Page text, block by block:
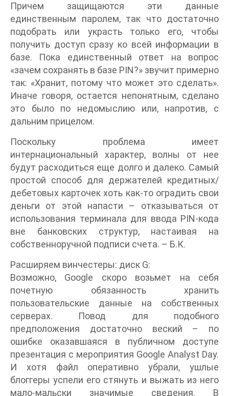
Причем защищаются эти данные
единственным паролем, так что достаточно
подобрать или украсть только его, чтобы
получить доступ сразу ко всей информации в
базе. Пока единственный ответ на вопрос
«зачем сохранять в базе PIN?» звучит примерно
так: «Хранит, потому что может это сделать».
Иначе говоря, остается непонятным, сделано
это было по недомыслию или, напротив, с
дальним прицелом.
Поскольку проблема имеет
интернациональный характер, волны от нее
будут расходиться еще долго и далеко. Самый
простой способ для держателей кредитных/
дебетовых карточек хоть как-то оградить свои
деньги от этой напасти – отказываться от
использования терминала для ввода PIN-кода
вне банковских структур, настаивая на
собственноручной подписи счета. – Б.К.
Расширяем винчестеры: диск G:
Возможно, Google скоро возьмет на себя
почетную обязанность хранить
пользовательские данные на собственных
серверах. Повод для подобного
предположения достаточно веский – по
ошибке оказавшаяся в публичном доступе
презентация с мероприятия Google Analyst Day.
И хотя файл оперативно убрали, ушлые
блоггеры успели его стянуть и выжать из него
мало-мальски значимые сведения. В